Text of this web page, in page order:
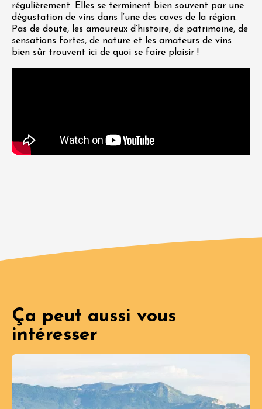
régulièrement. Elles se terminent bien souvent par une
dégustation de vins dans l’une des caves de la région.
Pas de doute, les amoureux d’histoire, de patrimoine, de
sensations fortes, de nature et les amateurs de vins
bien sûr trouvent ici de quoi se faire plaisir !
Ça peut aussi vous
intéresser